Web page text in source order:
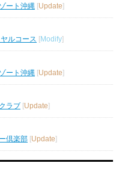
ート沖縄 [Update]
ルコース [Modify]
ート沖縄 [Update]
ラブ [Update]
倶楽部 Update